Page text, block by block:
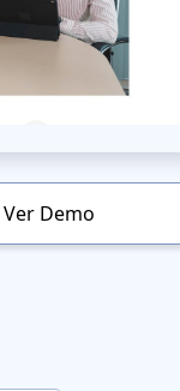
Ver Demo